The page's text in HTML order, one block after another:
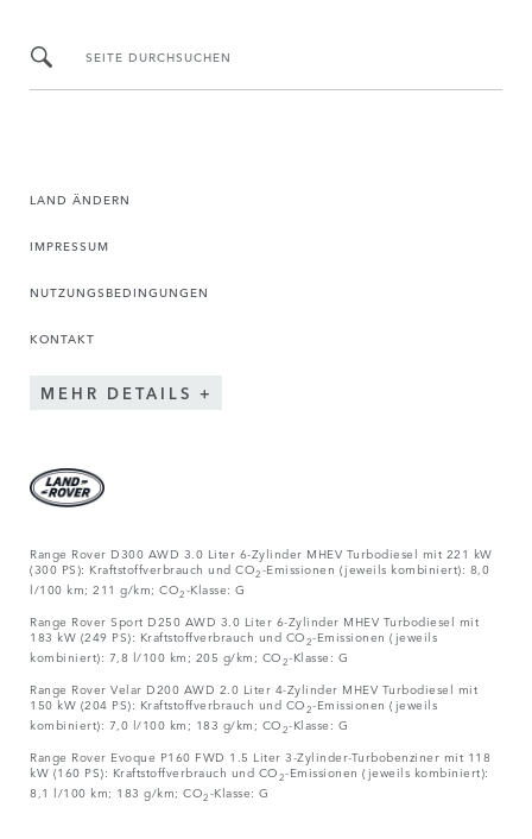
SEITE DURCHSUCHEN
LAND ÄNDERN
IMPRESSUM
NUTZUNGSBEDINGUNGEN
KONTAKT
MEHR DETAILS
Range Rover D300 AWD 3.0 Liter 6-Zylinder MHEV Turbodiesel mit 221 kW
(300 PS): Kraftstoffverbrauch und CO2-Emissionen (jeweils kombiniert): 8,0
l/100 km; 211 g/km; CO2-Klasse: G
Range Rover Sport D250 AWD 3.0 Liter 6-Zylinder MHEV Turbodiesel mit
183 kW (249 PS): Kraftstoffverbrauch und CO2-Emissionen (jeweils
kombiniert): 7,8 l/100 km; 205 g/km; CO2-Klasse: G
Range Rover Velar D200 AWD 2.0 Liter 4-Zylinder MHEV Turbodiesel mit
150 kW (204 PS): Kraftstoffverbrauch und CO2-Emissionen (jeweils
kombiniert): 7,0 l/100 km; 183 g/km; CO2-Klasse: G
Range Rover Evoque P160 FWD 1.5 Liter 3-Zylinder-Turbobenziner mit 118
kW (160 PS): Kraftstoffverbrauch und CO2-Emissionen (jeweils kombiniert):
8,1 l/100 km; 183 g/km; CO2-Klasse: G